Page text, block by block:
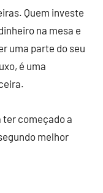
Quem investe
na mesa e
uma parte do seu
é uma
começado a
melhor